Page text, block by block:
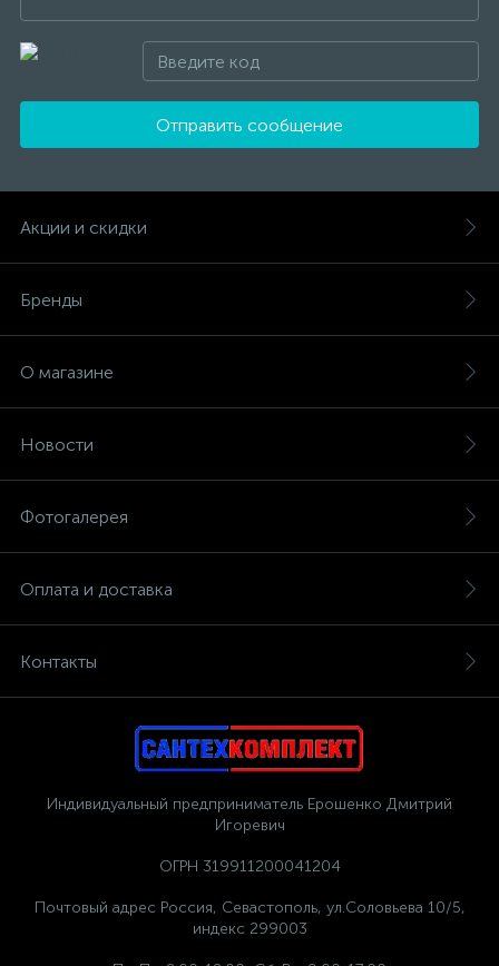
Отправить сообщение
Акции и скидки
Бренды
О магазине
Новости
Фотогалерея
Оплата и доставка
Контакты
Индивидуальный предприниматель Ерошенко Дмитрий
Игоревич
ОГРН 319911200041204
Почтовый адрес Россия, Севастополь, ул.Соловьева 10/5,
индекс 299003